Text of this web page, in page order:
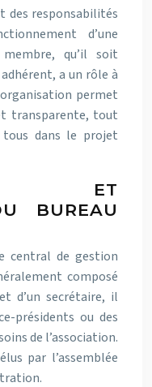
des responsabilités
d’une
qu’il soit
a un rôle à
permet
transparente, tout
dans le projet
ET
BUREAU
central de gestion
composé
d’un secrétaire, il
présidents ou des
de l’association.
par l’assemblée